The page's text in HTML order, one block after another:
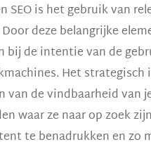
is het gebruik van
deze belangrijke
de intentie van de
Het strategisch
de vindbaarheid van
waar ze naar op zoek
te benadrukken en zo